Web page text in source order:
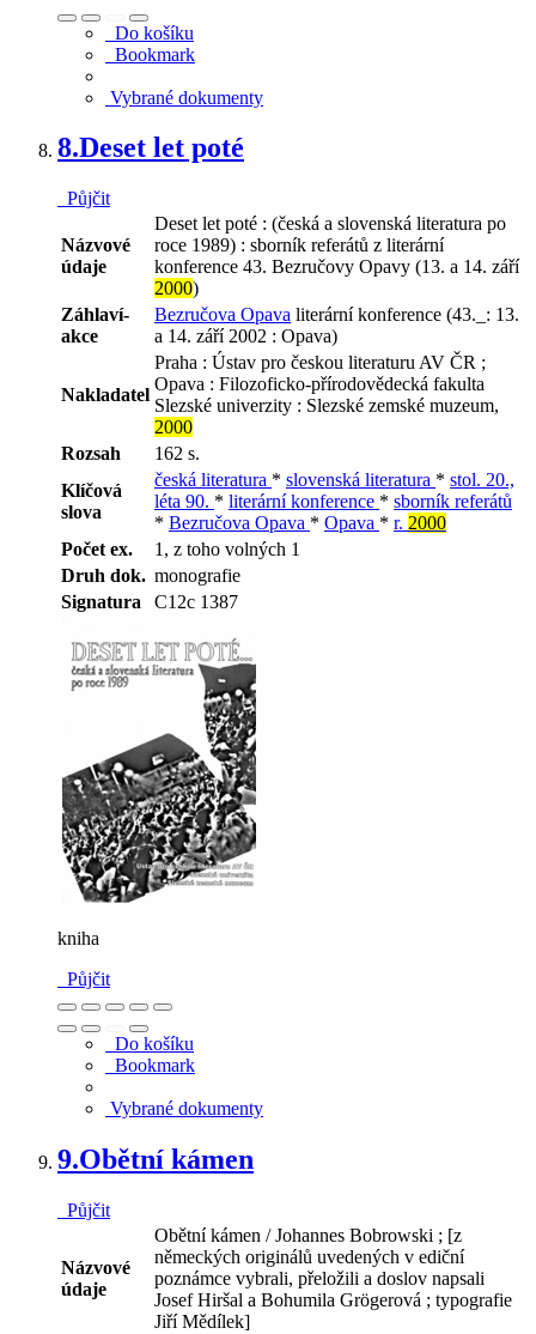
Do košíku
Bookmark
Vybrané dokumenty
8.Deset let poté
Půjčit
Názvové
údaje
Deset let poté : (česká a slovenská literatura po
roce 1989) : sborník referátů z literární
konference 43. Bezručovy Opavy (13. a 14. září
2000)
Záhlaví-
akce
Bezručova Opava literární konference (43._: 13.
a 14. září 2002 : Opava)
Nakladatel
Praha : Ústav pro českou literaturu AV ČR ;
Opava : Filozoficko-přírodovědecká fakulta
Slezské univerzity : Slezské zemské muzeum,
2000
Rozsah
162 s.
Klíčová
slova
česká literatura * slovenská literatura * stol. 20.,
léta 90. * literární konference * sborník referátů
* Bezručova Opava * Opava * r. 2000
Počet ex.
1, z toho volných 1
Druh dok. monografie
Signatura
C12c 1387
kniha
Půjčit
Do košíku
Bookmark
Vybrané dokumenty
9.Obětní kámen
Půjčit
Názvové
údaje
Obětní kámen / Johannes Bobrowski ; [z
německých originálů uvedených v ediční
poznámce vybrali, přeložili a doslov napsali
Josef Hiršal a Bohumila Grögerová ; typografie
Jiří Mědílek]